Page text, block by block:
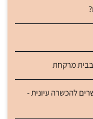
מרקחת
להכשרה עיונית -